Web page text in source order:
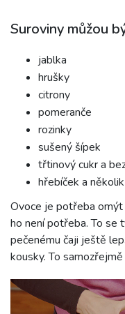
Suroviny můžou
jablka
hrušky
citrony
pomeranče
rozinky
sušený šípek
třtinový cukr a
hřebíček a
Ovoce je potřeba
ho není potřeba. To se
pečenému čaji ještě
kousky. To